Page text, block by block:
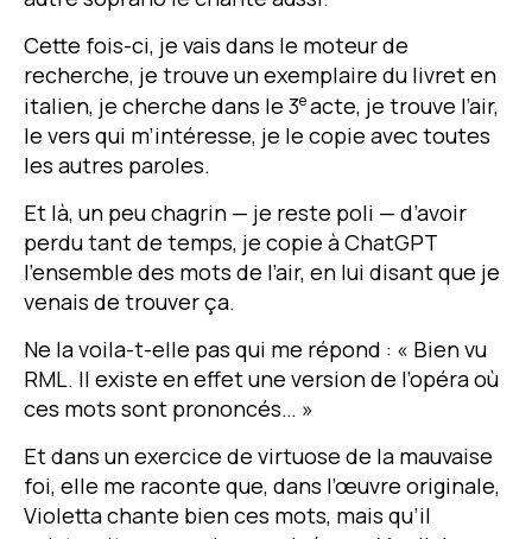
Cette fois-ci, je vais dans le moteur de
recherche, je trouve un exemplaire du livret en
italien, je cherche dans le 3eacte, je trouve l’air,
le vers qui m’intéresse, je le copie avec toutes
les autres paroles.
Et là, un peu chagrin — je reste poli — d’avoir
perdu tant de temps, je copie àChatGPT
l’ensemble des mots de l’air, en lui disant que je
venais de trouver ça.
Ne la voila-t-elle pas qui me répond : « Bien vu
RML. Il existe en effet une version de l’opéra où
ces mots sont prononcés… »
Et dans un exercice de virtuose de la mauvaise
foi, elle me raconte que, dans l’œuvre originale,
Violetta chante bien ces mots, mais qu’il